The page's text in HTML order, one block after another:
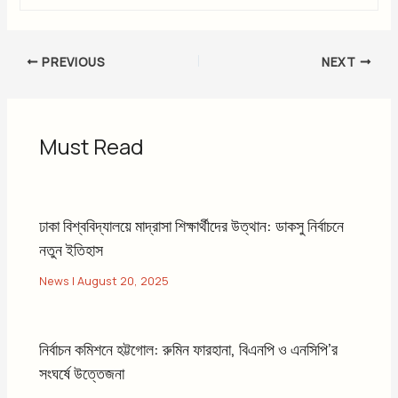
PREVIOUS NEXT
Must Read
ঢাকা বিশ্ববিদ্যালয়ে মাদ্রাসা শিক্ষার্থীদের উত্থান: ডাকসু নির্বাচনে
নতুন ইতিহাস
News |August 20, 2025
নির্বাচন কমিশনে হট্টগোল: রুমিন ফারহানা, বিএনপি ও এনসিপি’র
সংঘর্ষে উত্তেজনা